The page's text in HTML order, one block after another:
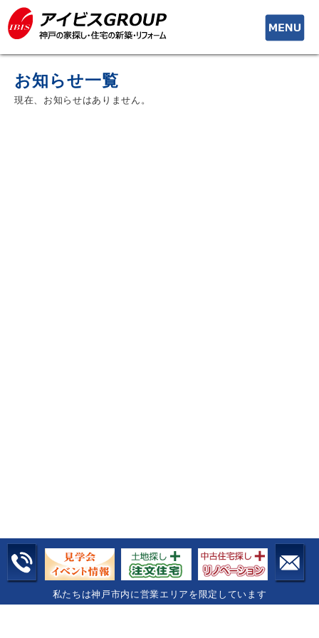
toggle
お知らせ一覧
現在、お知らせはありません。
私たちは神戸市内に営業エリアを限定しています